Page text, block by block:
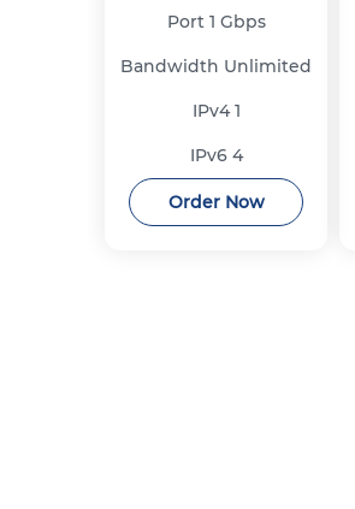
Port 1 Gbps
Bandwidth Unlimited
IPv41
IPv6 4
Order Now